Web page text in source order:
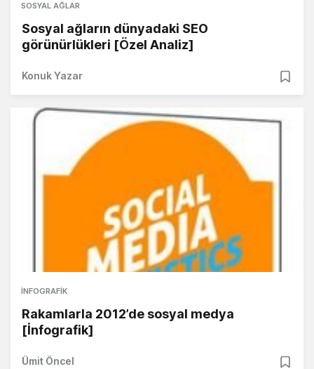
SOSYAL AĞLAR
Sosyal ağların dünyadaki SEO
görünürlükleri [Özel Analiz]
Konuk Yazar
İNFOGRAFIK
Rakamlarla 2012’de sosyal medya
[İnfografik]
Ümit Öncel